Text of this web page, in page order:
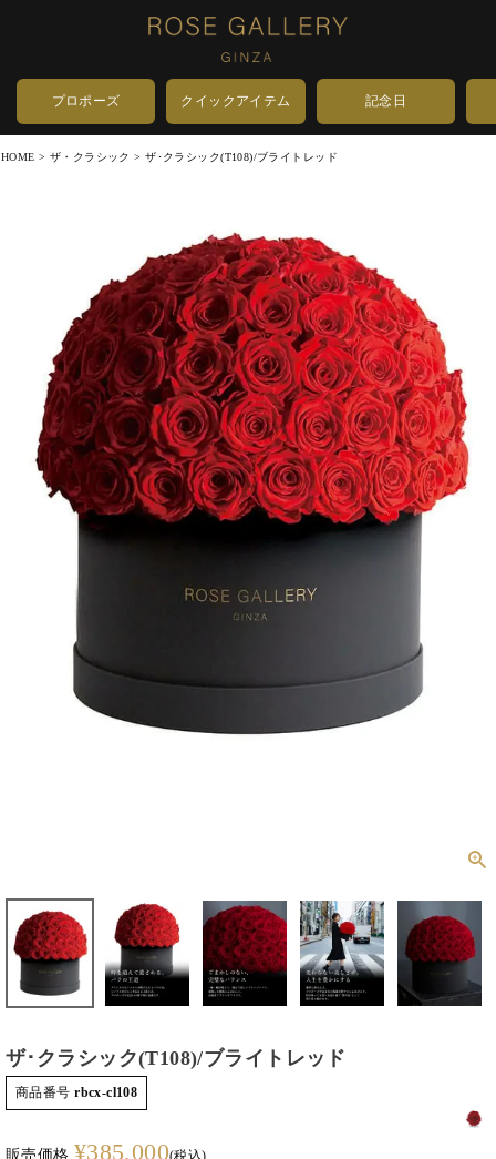
プロポーズ クイックアイテム 記念日
HOME ザ・クラシック ザ･クラシック(T108)/ブライトレッド
ザ･クラシック(T108)/ブライトレッド
商品番号 rbcx-cl108
販売価格 ¥385,000 税込